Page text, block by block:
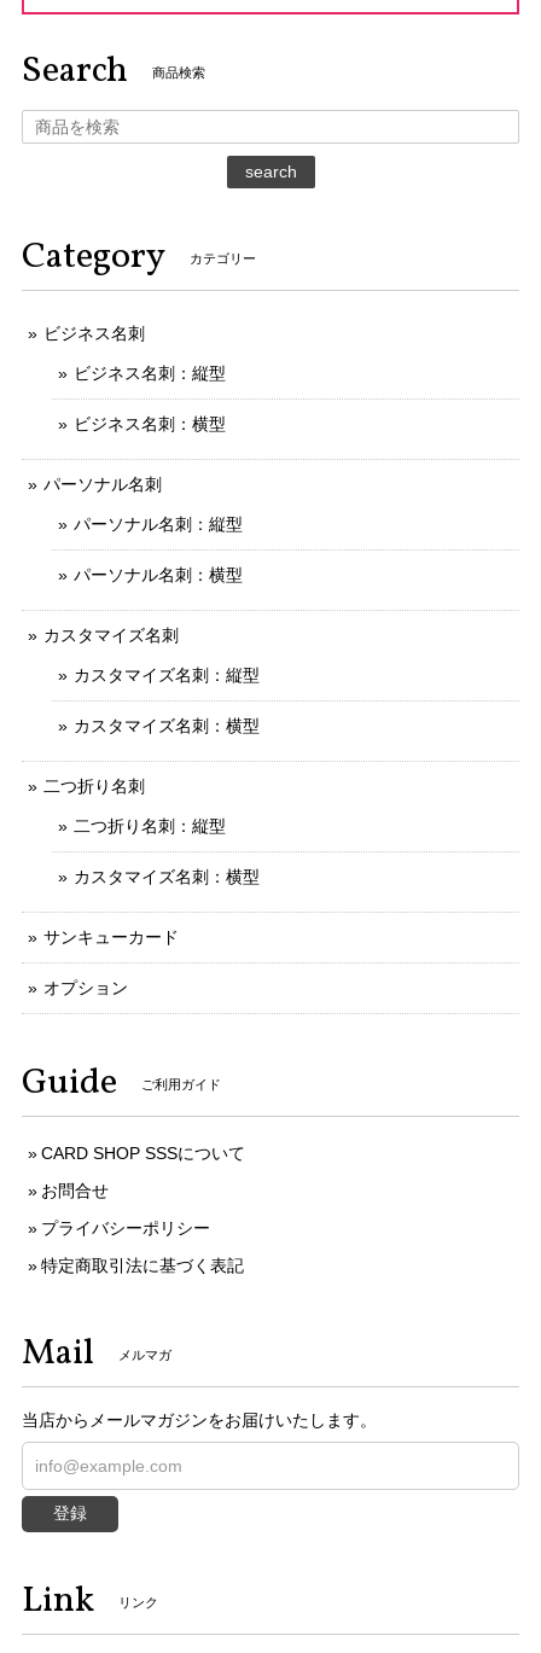
Search 商品検索
search
Category カテゴリー
ビジネス名刺
ビジネス名刺：縦型
ビジネス名刺：横型
パーソナル名刺
パーソナル名刺：縦型
パーソナル名刺：横型
カスタマイズ名刺
カスタマイズ名刺：縦型
カスタマイズ名刺：横型
二つ折り名刺
二つ折り名刺：縦型
カスタマイズ名刺：横型
サンキューカード
オプション
Guide ご利用ガイド
CARD SHOP SSSについて
お問合せ
プライバシーポリシー
特定商取引法に基づく表記
Mail メルマガ
当店からメールマガジンをお届けいたします。
登録
Link リンク